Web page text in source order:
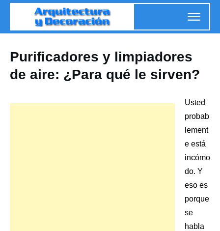
Purificadores y limpiadores
de aire: ¿Para qué le sirven?
Usted
probab
lement
e está
incómo
do. Y
eso es
porque
se
habla